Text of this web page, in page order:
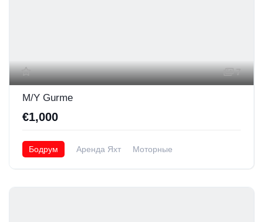
7
M/Y Gurme
€1,000
Бодрум Аренда Яхт Моторные